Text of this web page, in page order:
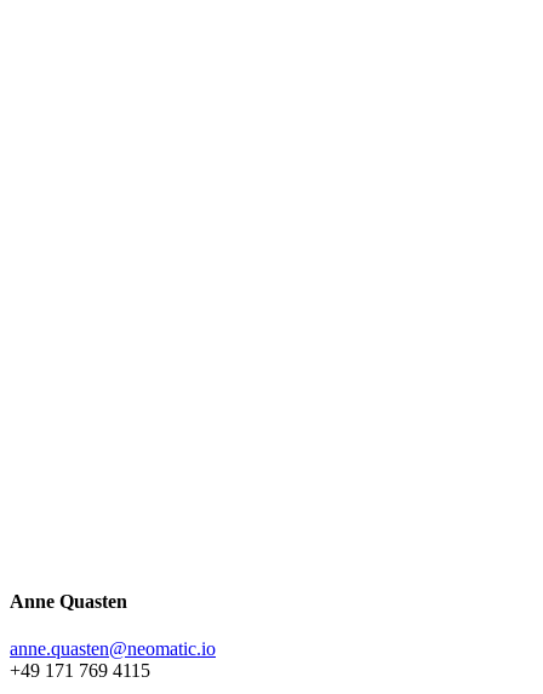
Anne Quasten
anne.quasten@neomatic.io
+49 171 769 4115